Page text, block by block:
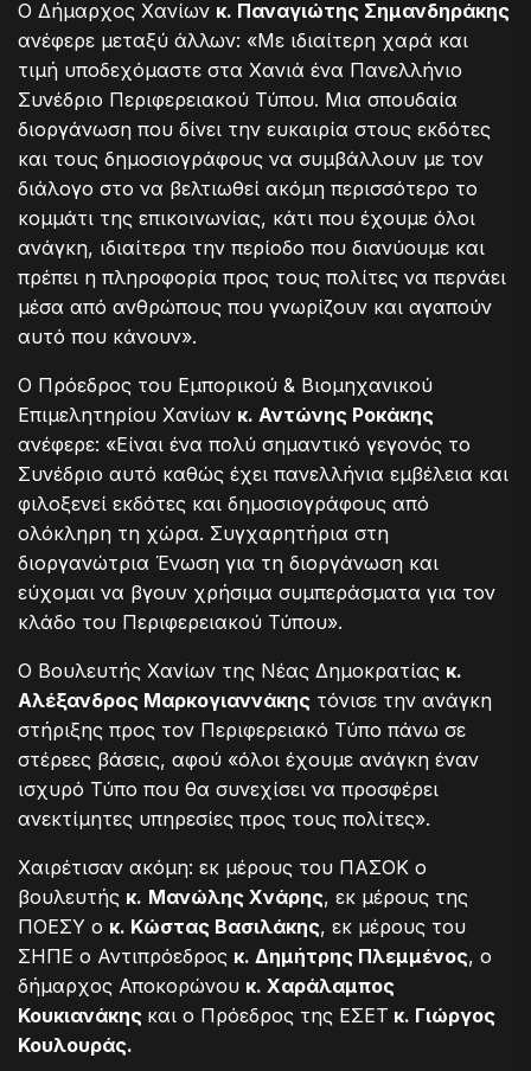
Ο Δήμαρχος Χανίων κ. Παναγιώτης Σημανδηράκης
ανέφερε μεταξύ άλλων: «Με ιδιαίτερη χαρά και
τιμή υποδεχόμαστε στα Χανιά ένα Πανελλήνιο
Συνέδριο Περιφερειακού Τύπου. Μια σπουδαία
διοργάνωση που δίνει την ευκαιρία στους εκδότες
και τους δημοσιογράφους να συμβάλλουν με τον
διάλογο στο να βελτιωθεί ακόμη περισσότερο το
κομμάτι της επικοινωνίας, κάτι που έχουμε όλοι
ανάγκη, ιδιαίτερα την περίοδο που διανύουμε και
πρέπει η πληροφορία προς τους πολίτες να περνάει
μέσα από ανθρώπους που γνωρίζουν και αγαπούν
αυτό που κάνουν».
Ο Πρόεδρος του Εμπορικού & Βιομηχανικού
Επιμελητηρίου Χανίων κ. Αντώνης Ροκάκης
ανέφερε: «Είναι ένα πολύ σημαντικό γεγονός το
Συνέδριο αυτό καθώς έχει πανελλήνια εμβέλεια και
φιλοξενεί εκδότες και δημοσιογράφους από
ολόκληρη τη χώρα. Συγχαρητήρια στη
διοργανώτρια Ένωση για τη διοργάνωση και
εύχομαι να βγουν χρήσιμα συμπεράσματα για τον
κλάδο του Περιφερειακού Τύπου».
Ο Βουλευτής Χανίων της Νέας Δημοκρατίας κ.
Αλέξανδρος Μαρκογιαννάκης τόνισε την ανάγκη
στήριξης προς τον Περιφερειακό Τύπο πάνω σε
στέρεες βάσεις, αφού «όλοι έχουμε ανάγκη έναν
ισχυρό Τύπο που θα συνεχίσει να προσφέρει
ανεκτίμητες υπηρεσίες προς τους πολίτες».
Χαιρέτισαν ακόμη: εκ μέρους του ΠΑΣΟΚ ο
βουλευτής κ. Μανώλης Χνάρης, εκ μέρους της
ΠΟΕΣΥ ο κ. Κώστας Βασιλάκης, εκ μέρους του
ΣΗΠΕ ο Αντιπρόεδρος κ. Δημήτρης Πλεμμένος, ο
δήμαρχος Αποκορώνου κ. Χαράλαμπος
Κουκιανάκης και ο Πρόεδρος της ΕΣΕΤ κ. Γιώργος
Κουλουράς.